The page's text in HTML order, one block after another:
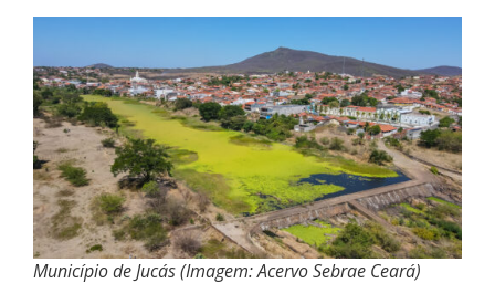
Município de Jucás (Imagem: Acervo Sebrae Ceará)